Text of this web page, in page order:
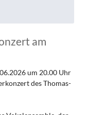
am
um 20.00 Uhr
des Thomas-